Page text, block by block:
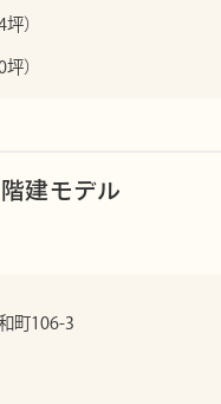
）
）
建モデル
町106-3